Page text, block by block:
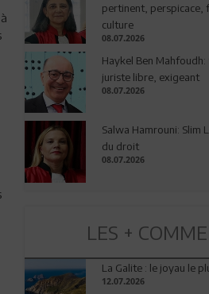
pertinent, perspicace,
culture
08.07.2026
Haykel Ben Mahfoudh:
juriste libre, exigeant
08.07.2026
Salwa Hamrouni: Slim
du droit
08.07.2026
LES +
La Galite : le joyau le
12.07.2026